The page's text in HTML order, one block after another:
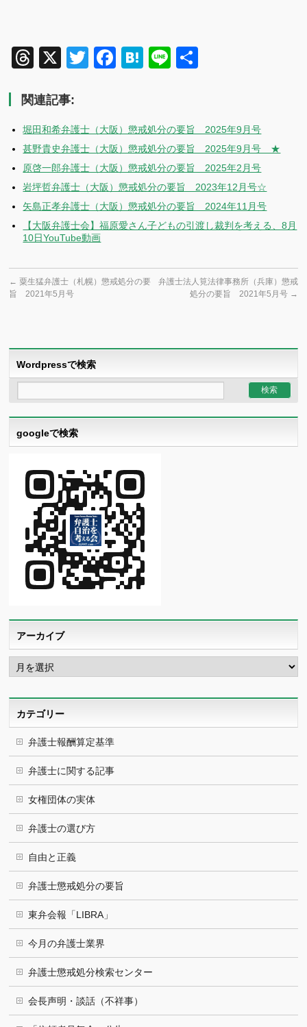
Threads
X TwitterFacebook
Hatena
Line
関連記事:
堀田和希弁護士（大阪）懲戒処分の要旨 2025年9月号
甚野貴史弁護士（大阪）懲戒処分の要旨 2025年9月号 ★
原啓一郎弁護士（大阪）懲戒処分の要旨 2025年2月号
岩坪哲弁護士（大阪）懲戒処分の要旨 2023年12月号☆
矢島正孝弁護士（大阪）懲戒処分の要旨 2024年11月号
【大阪弁護士会】福原愛さん子どもの引渡し裁判を考える、8月
10日YouTube動画
← 粟生猛弁護士（札幌）懲戒処分の要
旨 2021年5月号
弁護士法人筧法律事務所（兵庫）懲戒
処分の要旨 2021年5月号 →
Wordpressで検索
googleで検索
アーカイブ
ア
ー
カ
カテゴリー
弁護士報酬算定基準
弁護士に関する記事
女権団体の実体
弁護士の選び方
自由と正義
弁護士懲戒処分の要旨
東弁会報「LIBRA」
今月の弁護士業界
弁護士懲戒処分検索センター
会長声明・談話（不祥事）